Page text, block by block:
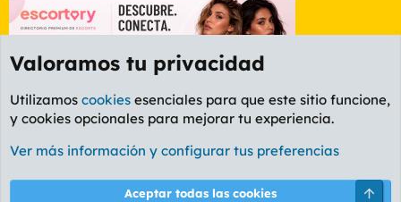
Foro General
Cookies
PL OLDSTYLE AMARILLO
Valoramos tu privacidad
Utilizamos cookies esenciales para que este sitio funcione,
y cookies opcionales para mejorar tu experiencia.
Ver más información y configurar tus preferencias
Aceptar todas las cookies